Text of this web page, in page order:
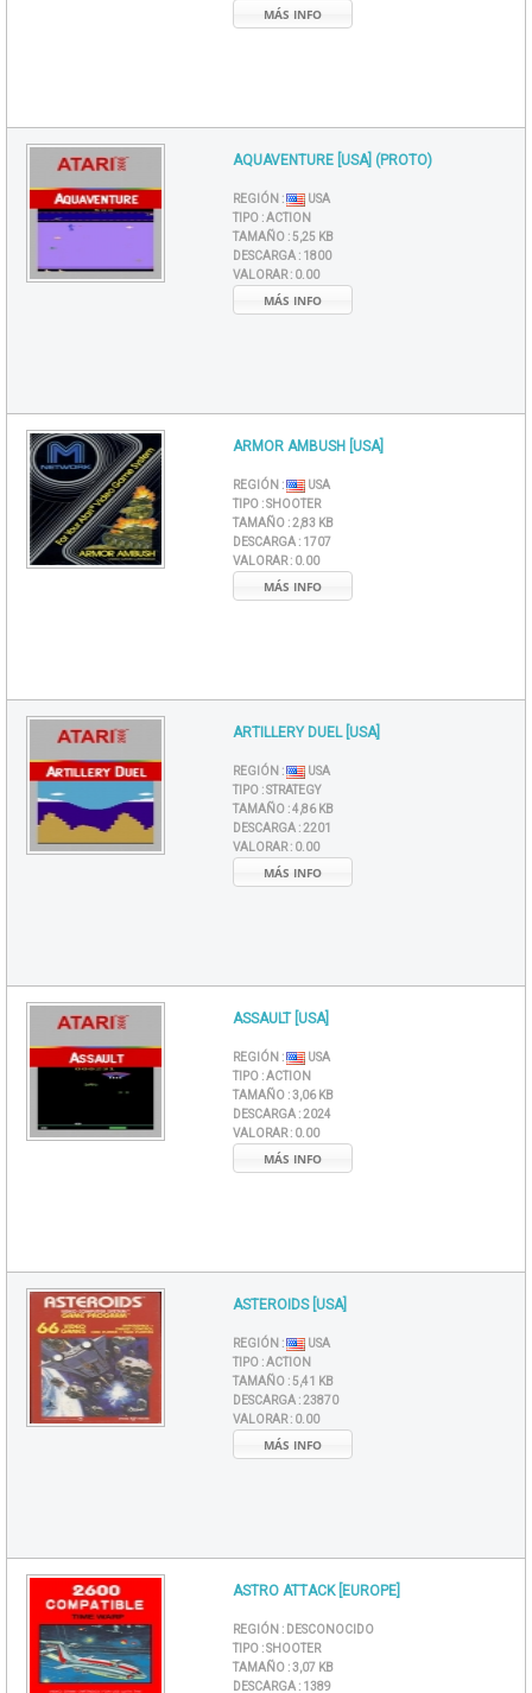
MÁS INFO
AQUAVENTURE [USA] (PROTO)
REGIÓN :
USA
TIPO :ACTION
TAMAÑO :5,25 KB
DESCARGA : 1800
VALORAR : 0.00
MÁS INFO
ARMOR AMBUSH [USA]
REGIÓN :
USA
TIPO :SHOOTER
TAMAÑO :2,83 KB
DESCARGA : 1707
VALORAR : 0.00
MÁS INFO
ARTILLERY DUEL [USA]
REGIÓN :
USA
TIPO :STRATEGY
TAMAÑO :4,86 KB
DESCARGA :2201
VALORAR : 0.00
MÁS INFO
ASSAULT [USA]
REGIÓN :
USA
TIPO :ACTION
TAMAÑO :3,06 KB
DESCARGA :2024
VALORAR : 0.00
MÁS INFO
ASTEROIDS [USA]
REGIÓN :
USA
TIPO :ACTION
TAMAÑO :5,41 KB
DESCARGA :23870
VALORAR : 0.00
MÁS INFO
ASTRO ATTACK [EUROPE]
REGIÓN : DESCONOCIDO
TIPO :SHOOTER
TAMAÑO :3,07 KB
DESCARGA : 1389